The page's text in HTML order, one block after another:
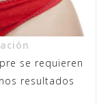
se requieren
resultados